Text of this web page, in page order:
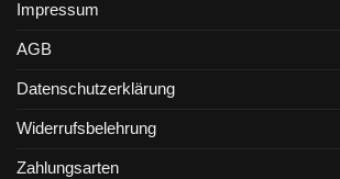
Impressum
AGB
Datenschutzerklärung
Widerrufsbelehrung
Zahlungsarten